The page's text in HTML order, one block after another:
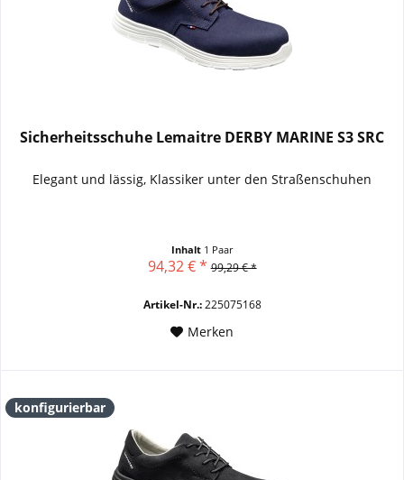
Sicherheitsschuhe Lemaitre DERBY MARINE S3 SRC
Elegant und lässig, Klassiker unter den Straßenschuhen
Inhalt 1 Paar
94,32 € * 99,29 € *
Artikel-Nr.:225075168
Merken
konfigurierbar